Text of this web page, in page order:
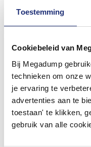
Toestemming
Cookiebeleid van
Bij Megadump
technieken om onze
je ervaring te
advertenties aan te
toestaan' te klikken,
gebruik van alle